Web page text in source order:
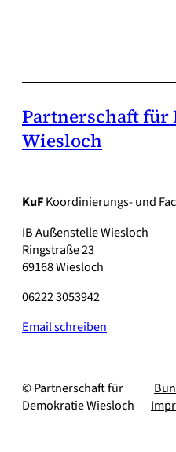
Partnerschaft für
Wiesloch
KuFKoordinierungs- und
IB Außenstelle Wiesloch
Ringstraße 23
69168 Wiesloch
06222 3053942
Email schreiben
© Partnerschaft für
Demokratie Wiesloch